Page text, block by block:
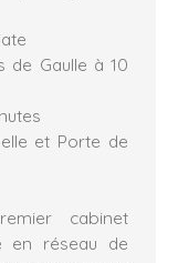
Gaulle à 10
et Porte de
cabinet
en réseau de